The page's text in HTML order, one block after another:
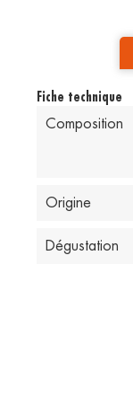
Fiche technique
Composition
Origine
Dégustation